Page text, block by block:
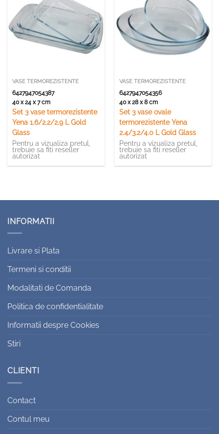
VASE TERMOREZISTENTE
6427947054387
40 x 24 x 7 cm
Set 3 vase termorezistente
Yena 1.6/2.2/2.9 L Gold
Glass
Pentru a vizualiza pretul,
trebuie sa fiti reseller
autorizat
VASE TERMOREZISTENTE
6427947054356
40 x 28 x 8 cm
Set 3 vase ovale
termorezistente Yena
2.4/3.2/4.0 L Gold Glass
Pentru a vizualiza pretul,
trebuie sa fiti reseller
autorizat
INFORMATII
Livrare si Plata
Termeni si conditii
Modalitati de Comanda
Politica de confidentialitate
Informatii despre Cookies
Stiri
CLIENTI
Contact
Contul meu